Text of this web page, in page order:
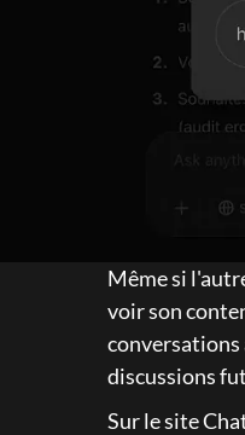
Même si
voir son
conversations
discussions
Sur le site